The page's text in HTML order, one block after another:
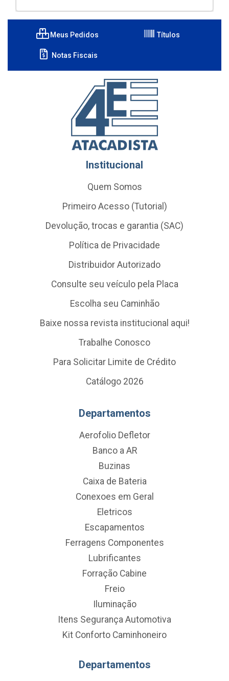
Meus Pedidos Títulos
Notas Fiscais
Institucional
Quem Somos
Primeiro Acesso (Tutorial)
Devolução, trocas e garantia (SAC)
Política de Privacidade
Distribuidor Autorizado
Consulte seu veículo pela Placa
Escolha seu Caminhão
Baixe nossa revista institucional aqui!
Trabalhe Conosco
Para Solicitar Limite de Crédito
Catálogo 2026
Departamentos
Aerofolio Defletor
Banco a AR
Buzinas
Caixa de Bateria
Conexoes em Geral
Eletricos
Escapamentos
Ferragens Componentes
Lubrificantes
Forração Cabine
Freio
Iluminação
Itens Segurança Automotiva
Kit Conforto Caminhoneiro
Departamentos